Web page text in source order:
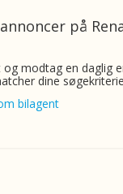
på
modtag en daglig
dine
bilagent